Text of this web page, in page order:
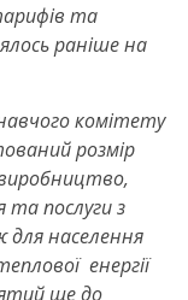
та
раніше на
комітету
розмір
послуги з
для населення
енергії
ще до